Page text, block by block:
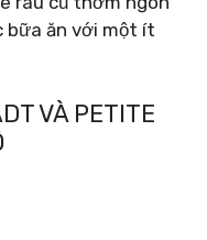
bữa ăn với một ít
VÀ PETITE